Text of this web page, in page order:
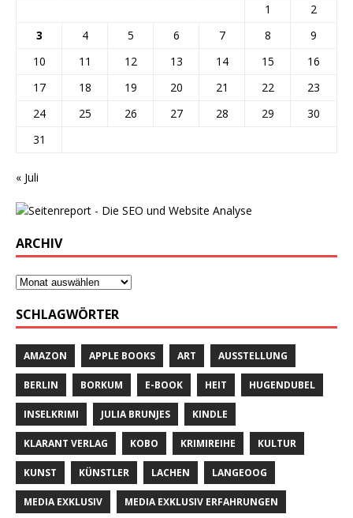
1
2
3
4 5 6 7 8
9
10
11 12 13 14 15
16
17
18 19 20 21 22
23
24
25 26 27 28 29
30
31
« Juli
ARCHIV
SCHLAGWÖRTER
AMAZON APPLE BOOKS ART AUSSTELLUNG
BERLIN BORKUM E-BOOK HEIT HUGENDUBEL
INSELKRIMI JULIA BRUNJES KINDLE
KLARANT VERLAG KOBO KRIMIREIHE KULTUR
KUNST KÜNSTLER LACHEN LANGEOOG
MEDIA EXKLUSIV MEDIA EXKLUSIV ERFAHRUNGEN